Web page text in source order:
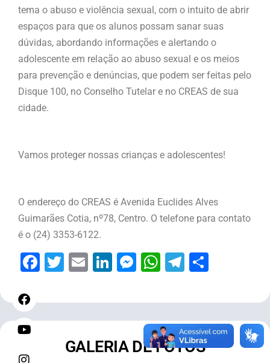
tema o abuso e violência sexual, com o intuito de abrir
espaços para que os alunos possam sanar suas
dúvidas, abordando informações e alertando o
adolescente em relação ao abuso sexual e os meios
para prevenção e denúncias, que podem ser feitas pelo
Disque 100, no Conselho Tutelar e no CREAS de sua
cidade.
Vamos proteger nossas crianças e adolescentes!
O endereço do CREAS é Avenida Euclides Alves
Guimarães Cotia, nº78, Centro. O telefone para contato
é o (24) 3353-6122.
Facebook
Twitter
EmailLinkedIn
Messenger
WhatsApp
Telegram
GALERIA DE FOTOS